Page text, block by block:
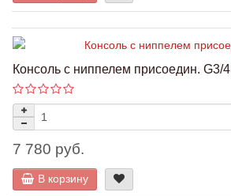
Консоль с ниппелем присоедин. G3/4
7 780 руб.
В корзину